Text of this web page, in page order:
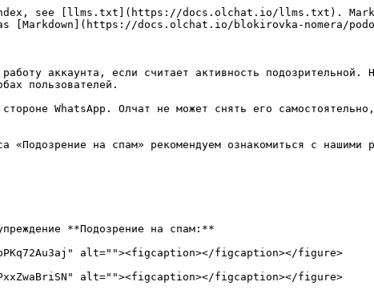
see [llms.txt](https://docs.olchat.io/llms.txt).
[Markdown](https://docs.olchat.io/blokirovka-nomera/
аккаунта, если считает активность
пользователей.
WhatsApp. Олчат не может снять его
«Подозрение на спам» рекомендуем ознакомиться с
**Подозрение на спам:**
alt=""><figcaption></figcaption></figure>
alt=""><figcaption></figcaption></figure>